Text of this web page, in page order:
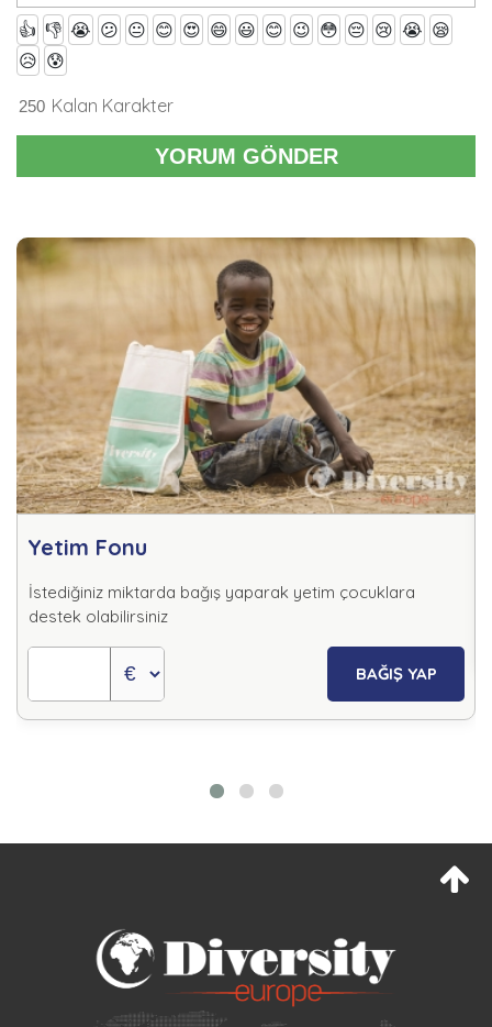
👍 👎 😭 😕 😐 😊 😍 😄 😃 😊 😉 😳 😔 😢 😭 😪
😥 😰
Kalan Karakter
YORUM GÖNDER
Yetim Fonu
İstediğiniz miktarda bağış yaparak yetim çocuklara
destek olabilirsiniz
BAĞIŞ YAP